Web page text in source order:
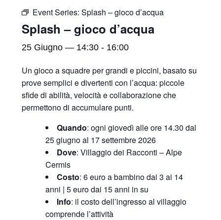
Event Series: Splash – gioco d’acqua
Splash – gioco d’acqua
25 Giugno — 14:30 - 16:00
Un gioco a squadre per grandi e piccini, basato su
prove semplici e divertenti con l’acqua: piccole
sfide di abilità, velocità e collaborazione che
permettono di accumulare punti.
Quando: ogni giovedì alle ore 14.30 dal
25 giugno al 17 settembre 2026
Dove: Villaggio dei Racconti – Alpe
Cermis
Costo: 6 euro a bambino dai 3 ai 14
anni | 5 euro dai 15 anni in su
Info: il costo dell’ingresso al villaggio
comprende l’attività